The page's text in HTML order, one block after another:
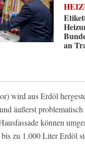
an
wird aus Erdöl
äußerst
können
zu 1.000 Liter Erdöl